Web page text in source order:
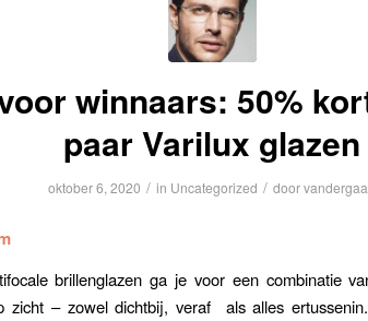
winnaars: 50%
paar Varilux glazen
oktober 6, 2020 / in Uncategorized / door
brillenglazen ga je voor een combinatie
zicht – zowel dichtbij, veraf als alles